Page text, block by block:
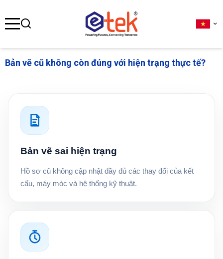
Bản vẽ cũ không còn đúng với hiện trạng thực tế?
Bản vẽ sai hiện trạng
Hồ sơ cũ không cập nhật đầy đủ các thay đổi của kết
cấu, máy móc và hệ thống kỹ thuật.